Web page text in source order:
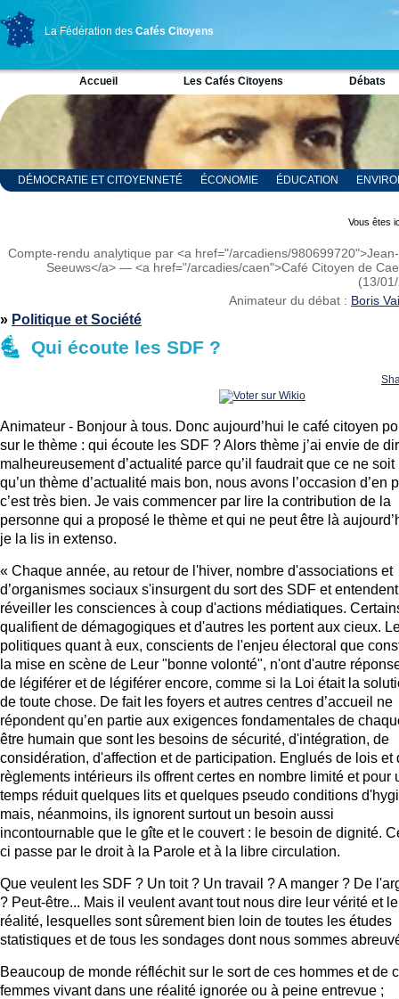
La Fédération des Cafés Citoyens
Accueil Les Cafés Citoyens Débats
DÉMOCRATIE ET CITOYENNETÉ ÉCONOMIE ÉDUCATION
Vous êtes
Compte-rendu analytique par <a href="/arcadiens/
Seeuws</a> — <a href="/arcadies/caen">Café Citoyen de
(13/
Animateur du débat : Boris
» Politique et Société
Qui écoute les SDF ?
Animateur - Bonjour à tous. Donc aujourd’hui le café citoyen
sur le thème : qui écoute les SDF ? Alors thème j’ai envie de
malheureusement d’actualité parce qu’il faudrait que ce ne soit
qu’un thème d’actualité mais bon, nous avons l’occasion d’en
c’est très bien. Je vais commencer par lire la contribution de la
personne qui a proposé le thème et qui ne peut être là
je la lis in extenso.
« Chaque année, au retour de l'hiver, nombre d'associations et
d’organismes sociaux s'insurgent du sort des SDF et entendent
réveiller les consciences à coup d'actions médiatiques.
qualifient de démagogiques et d'autres les portent aux cieux.
politiques quant à eux, conscients de l'enjeu électoral que
la mise en scène de Leur "bonne volonté", n'ont d'autre
de légiférer et de légiférer encore, comme si la Loi était la
de toute chose. De fait les foyers et autres centres d’accueil ne
répondent qu’en partie aux exigences fondamentales de
être humain que sont les besoins de sécurité, d'intégration, de
considération, d'affection et de participation. Englués de lois et
règlements intérieurs ils offrent certes en nombre limité et pour
temps réduit quelques lits et quelques pseudo conditions
mais, néanmoins, ils ignorent surtout un besoin aussi
incontournable que le gîte et le couvert : le besoin de dignité.
ci passe par le droit à la Parole et à la libre circulation.
Que veulent les SDF ? Un toit ? Un travail ? A manger ? De
? Peut-être... Mais il veulent avant tout nous dire leur vérité et
réalité, lesquelles sont sûrement bien loin de toutes les études
statistiques et de tous les sondages dont nous sommes
Beaucoup de monde réfléchit sur le sort de ces hommes et de
femmes vivant dans une réalité ignorée ou à peine entrevue ;